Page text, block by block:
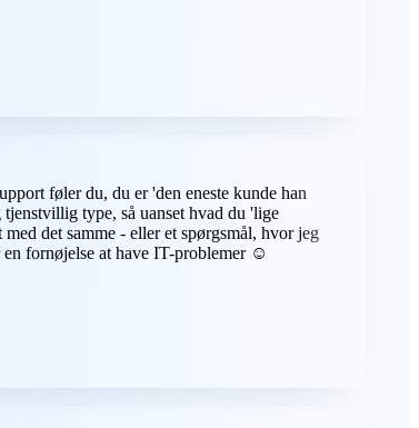
føler du, du er 'den eneste kunde han
type, så uanset hvad du 'lige
det samme - eller et spørgsmål, hvor jeg
fornøjelse at have IT-problemer ☺️